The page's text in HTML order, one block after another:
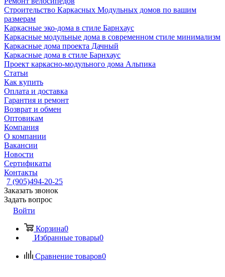
Строительство Каркасных Модульных домов по вашим
размерам
Каркасные эко-дома в стиле Барнхаус
Каркасные модульные дома в современном стиле минимализм
Каркасные дома проекта Дачный
Каркасные дома в стиле Барнхаус
Проект каркасно-модульного дома Альпика
Статьи
Как купить
Оплата и доставка
Гарантия и ремонт
Возврат и обмен
Оптовикам
Компания
О компании
Вакансии
Новости
Сертификаты
Контакты
7 (905)494-20-25
Заказать звонок
Задать вопрос
Войти
Корзина0
Избранные товары0
Сравнение товаров0